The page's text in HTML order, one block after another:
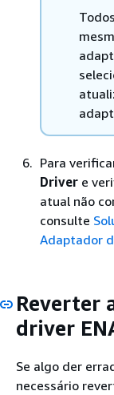
Para
Driver e
atual não
consulte
Adaptador
Reverter
driver
Se algo der
necessário